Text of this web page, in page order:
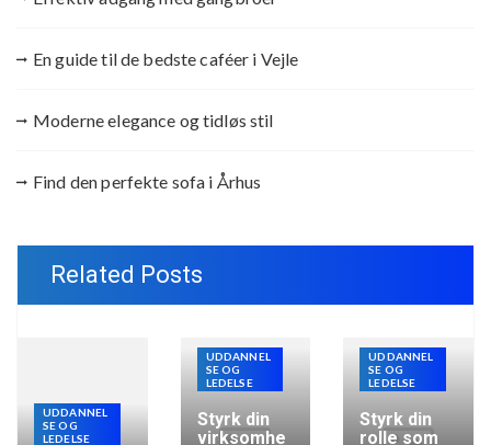
En guide til de bedste caféer i Vejle
Moderne elegance og tidløs stil
Find den perfekte sofa i Århus
Related Posts
UDDANNEL
SE OG
LEDELSE
UDDANNEL
SE OG
LEDELSE
Styrk din
virksomhe
UDDANNEL
SE OG
LEDELSE
Styrk din
rolle som